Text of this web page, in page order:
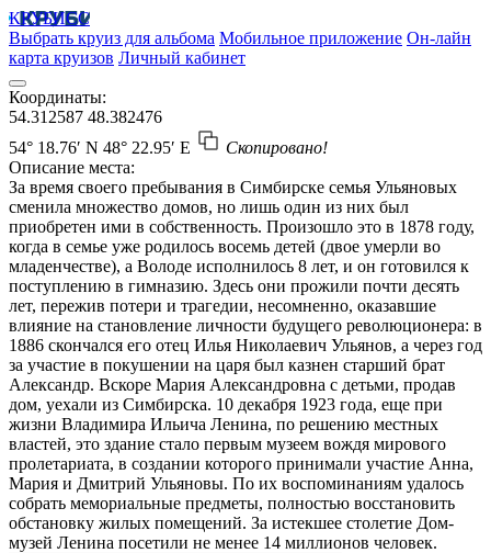
КРУБИСС
Выбрать круиз для альбома Мобильное приложение Он-лайн
карта круизов Личный кабинет
Координаты:
54.312587 48.382476
54° 18.76′ N 48° 22.95′ E
Скопировано!
Описание места:
За время своего пребывания в Симбирске семья Ульяновых
сменила множество домов, но лишь один из них был
приобретен ими в собственность. Произошло это в 1878 году,
когда в семье уже родилось восемь детей (двое умерли во
младенчестве), а Володе исполнилось 8 лет, и он готовился к
поступлению в гимназию. Здесь они прожили почти десять
лет, пережив потери и трагедии, несомненно, оказавшие
влияние на становление личности будущего революционера: в
1886 скончался его отец Илья Николаевич Ульянов, а через год
за участие в покушении на царя был казнен старший брат
Александр. Вскоре Мария Александровна с детьми, продав
дом, уехали из Симбирска. 10 декабря 1923 года, еще при
жизни Владимира Ильича Ленина, по решению местных
властей, это здание стало первым музеем вождя мирового
пролетариата, в создании которого принимали участие Анна,
Мария и Дмитрий Ульяновы. По их воспоминаниям удалось
собрать мемориальные предметы, полностью восстановить
обстановку жилых помещений. За истекшее столетие Дом-
музей Ленина посетили не менее 14 миллионов человек.